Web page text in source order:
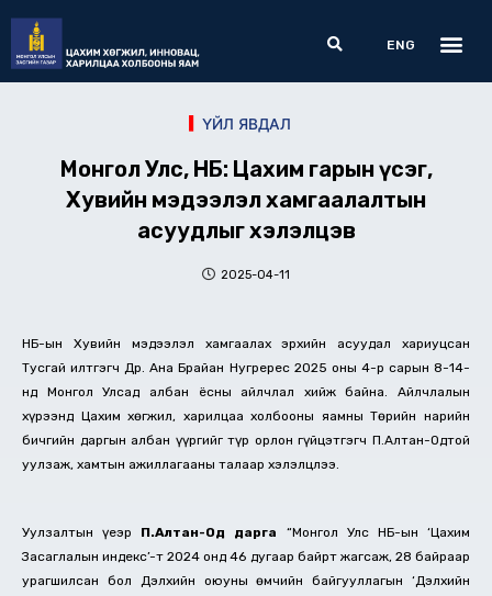
content
Search
ENG
ҮЙЛ ЯВДАЛ
Монгол Улс, НҮБ: Цахим гарын үсэг,
Хувийн мэдээлэл хамгаалалтын
асуудлыг хэлэлцэв
2025-04-11
НҮБ-ын Хувийн мэдээлэл хамгаалах эрхийн асуудал хариуцсан
Тусгай илтгэгч Др. Ана Брайан Нугререс 2025 оны 4-р сарын 8-14-
нд Монгол Улсад албан ёсны айлчлал хийж байна. Айлчлалын
хүрээнд Цахим хөгжил, харилцаа холбооны яамны Төрийн нарийн
бичгийн даргын албан үүргийг түр орлон гүйцэтгэгч П.Алтан-Одтой
уулзаж, хамтын ажиллагааны талаар хэлэлцлээ.
Уулзалтын үеэр П.Алтан-Од дарга “Монгол Улс НҮБ-ын ‘Цахим
Засаглалын индекс’-т 2024 онд 46 дугаар байрт жагсаж, 28 байраар
урагшилсан бол Дэлхийн оюуны өмчийн байгууллагын ‘Дэлхийн